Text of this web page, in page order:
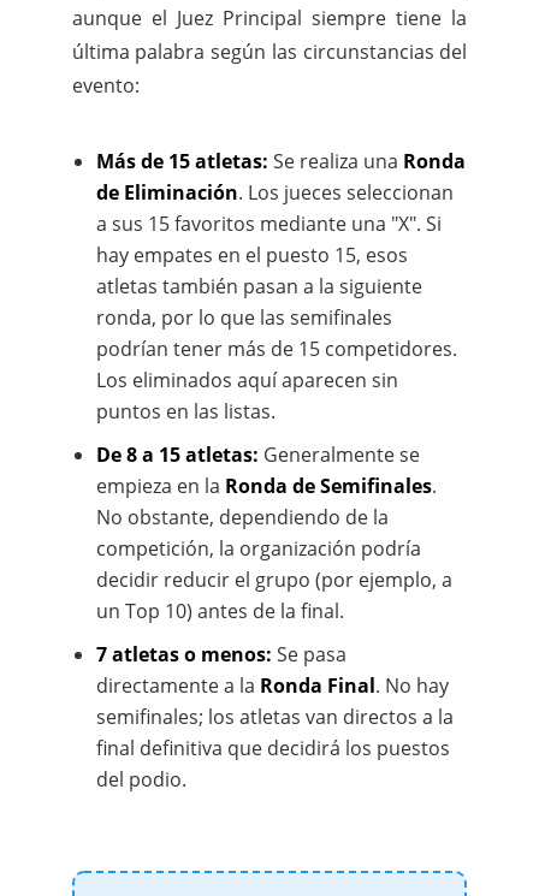
aunque el Juez Principal siempre tiene la
última palabra según las circunstancias del
evento:
Más de 15 atletas: Se realiza una Ronda
de Eliminación. Los jueces seleccionan
a sus 15 favoritos mediante una "X". Si
hay empates en el puesto 15, esos
atletas también pasan a la siguiente
ronda, por lo que las semifinales
podrían tener más de 15 competidores.
Los eliminados aquí aparecen sin
puntos en las listas.
De 8 a 15 atletas: Generalmente se
empieza en la Ronda de Semifinales.
No obstante, dependiendo de la
competición, la organización podría
decidir reducir el grupo (por ejemplo, a
un Top 10) antes de la final.
7 atletas o menos: Se pasa
directamente a la Ronda Final. No hay
semifinales; los atletas van directos a la
final definitiva que decidirá los puestos
del podio.